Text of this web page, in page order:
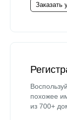
Заказать
похожее
из 700+